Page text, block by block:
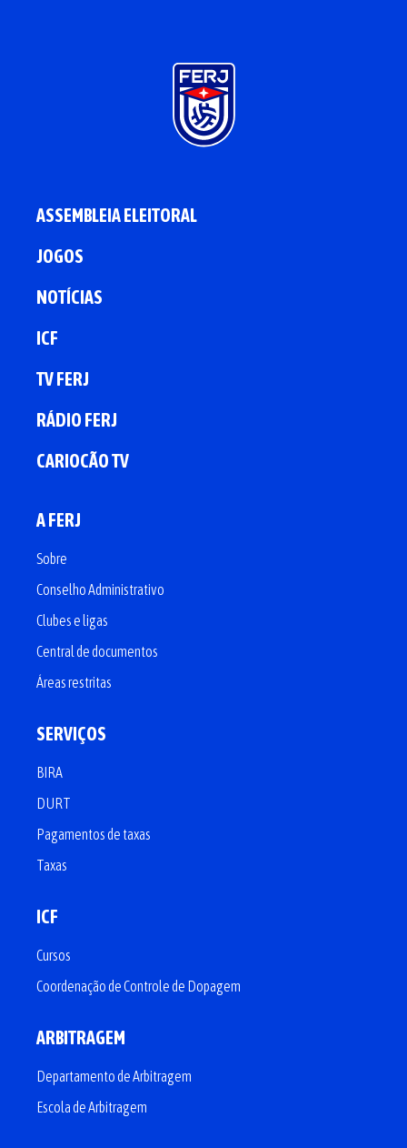
ASSEMBLEIA ELEITORAL
JOGOS
NOTÍCIAS
ICF
TV FERJ
RÁDIO FERJ
CARIOCÃO TV
A FERJ
Sobre
Conselho Administrativo
Clubes e ligas
Central de documentos
Áreas restritas
SERVIÇOS
BIRA
DURT
Pagamentos de taxas
Taxas
ICF
Cursos
Coordenação de Controle de Dopagem
ARBITRAGEM
Departamento de Arbitragem
Escola de Arbitragem